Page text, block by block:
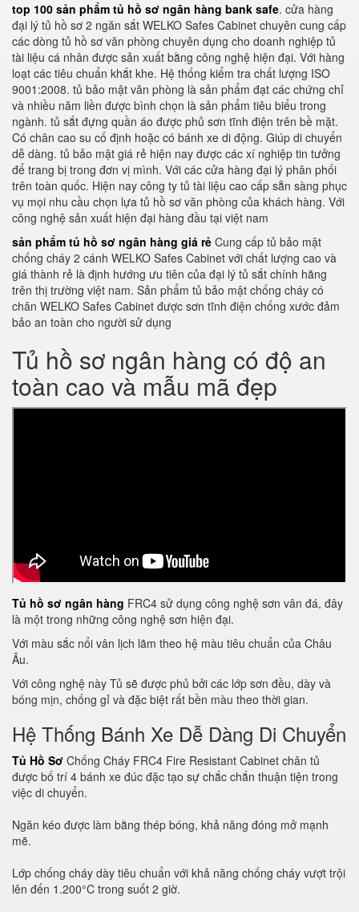
top 100 sản phẩm tủ hồ sơ ngân hàng bank safe. cửa hàng
đại lý tủ hồ sơ 2 ngăn sắt WELKO Safes Cabinet chuyên cung cấp
các dòng tủ hồ sơ văn phòng chuyên dụng cho doanh nghiệp tủ
tài liệu cá nhân được sản xuất bằng công nghệ hiện đại. Với hàng
loạt các tiêu chuẩn khắt khe. Hệ thống kiểm tra chất lượng ISO
9001:2008. tủ bảo mật văn phòng là sản phẩm đạt các chứng chỉ
và nhiều năm liền được bình chọn là sản phẩm tiêu biểu trong
ngành. tủ sắt đựng quần áo được phủ sơn tĩnh điện trên bề mặt.
Có chân cao su cố định hoặc có bánh xe di động. Giúp di chuyển
dễ dàng. tủ bảo mật giá rẻ hiện nay được các xí nghiệp tin tưởng
để trang bị trong đơn vị mình. Với các cửa hàng đại lý phân phối
trên toàn quốc. Hiện nay công ty tủ tài liệu cao cấp sẵn sàng phục
vụ mọi nhu cầu chọn lựa tủ hồ sơ văn phòng của khách hàng. Với
công nghệ sản xuất hiện đại hàng đầu tại việt nam
sản phẩm tủ hồ sơ ngân hàng giá rẻ Cung cấp tủ bảo mật
chống cháy 2 cánh WELKO Safes Cabinet với chất lượng cao và
giá thành rẻ là định hướng ưu tiên của đại lý tủ sắt chính hãng
trên thị trường việt nam. Sản phẩm tủ bảo mật chống cháy có
chân WELKO Safes Cabinet được sơn tĩnh điện chống xước đảm
bảo an toàn cho người sử dụng
Tủ hồ sơ ngân hàng có độ an
toàn cao và mẫu mã đẹp
Tủ hồ sơ ngân hàng FRC4 sử dụng công nghệ sơn vân đá, đây
là một trong những công nghệ sơn hiện đại.
Với màu sắc nổi vân lịch lãm theo hệ màu tiêu chuẩn của Châu
Âu.
Với công nghệ này Tủ sẽ được phủ bởi các lớp sơn đều, dày và
bóng mịn, chống gỉ và đặc biệt rất bền màu theo thời gian.
Hệ Thống Bánh Xe Dễ Dàng Di Chuyển
Tủ Hồ Sơ Chống Cháy FRC4 Fire Resistant Cabinet chân tủ
được bố trí 4 bánh xe đúc đặc tạo sự chắc chắn thuận tiện trong
việc di chuyển.
Ngăn kéo được làm bằng thép bóng, khả năng đóng mở mạnh
mẽ.
Lớp chống cháy dày tiêu chuẩn với khả năng chống cháy vượt trội
lên đến 1.200°C trong suốt 2 giờ.